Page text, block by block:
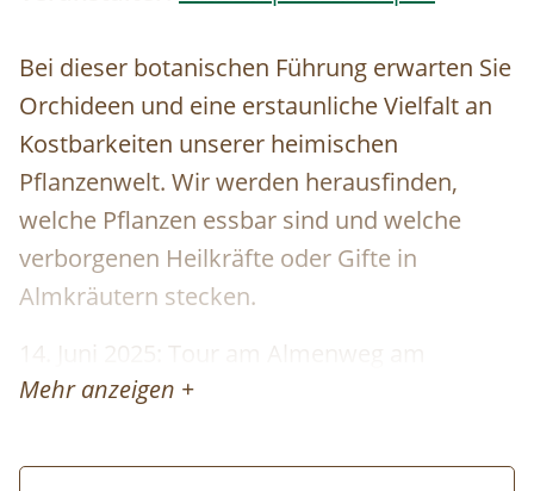
Bei dieser botanischen Führung erwarten Sie
Orchideen und eine erstaunliche Vielfalt an
Kostbarkeiten unserer heimischen
Pflanzenwelt. Wir werden herausfinden,
welche Pflanzen essbar sind und welche
verborgenen Heilkräfte oder Gifte in
Almkräutern stecken.
14. Juni 2025: Tour am Almenweg am
Hengstpass ab Parkplatz Puglalm. (ca. 200
Wanderung). Anschließend Einkehr in den
Mehr anzeigen +